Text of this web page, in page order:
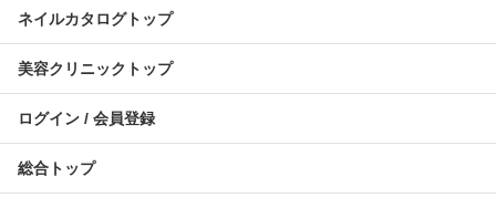
ネイルカタログトップ
美容クリニックトップ
ログイン / 会員登録
総合トップ